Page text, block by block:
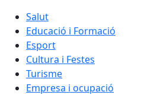
Salut
Educació i Formació
Esport
Cultura i Festes
Turisme
Empresa i ocupació